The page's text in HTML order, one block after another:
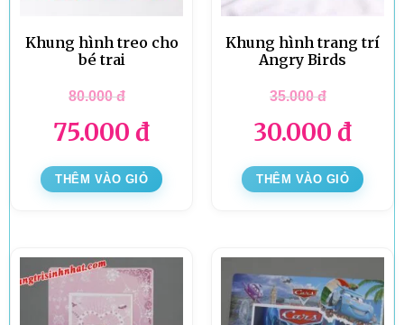
Khung hình treo cho
bé trai
80.000đ
75.000 đ
THÊM VÀO GIỎ
Khung hình trang trí
Angry Birds
35.000đ
30.000 đ
THÊM VÀO GIỎ